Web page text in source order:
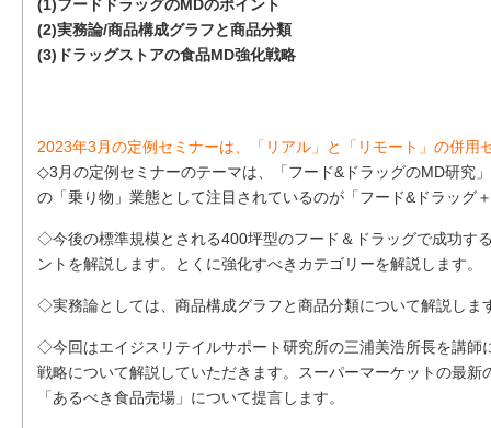
(1)フードドラッグのMDのポイント
(2)実務論/商品構成グラフと商品分類
(3)ドラッグストアの食品MD強化戦略
2023年3月の定例セミナーは、「リアル」と「リモート」の併用
◇3月の定例セミナーのテーマは、「フード&ドラッグのMD研究
の「乗り物」業態として注目されているのが「フード&ドラッグ
◇今後の標準規模とされる400坪型のフード＆ドラッグで成功す
ントを解説します。とくに強化すべきカテゴリーを解説します。
◇実務論としては、商品構成グラフと商品分類について解説しま
◇今回はエイジスリテイルサポート研究所の三浦美浩所長を講師
戦略について解説していただきます。スーパーマーケットの最
「あるべき食品売場」について提言します。